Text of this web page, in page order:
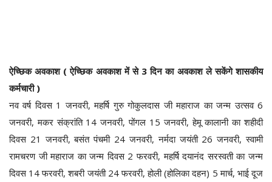
ऐच्छिक अवकाश ( ऐच्छिक अवकाश में से 3 दिन का अवकाश ले सकेंगे शासकीय
कर्मचारी )
नव वर्ष दिवस 1 जनवरी, महर्षि गुरु गोकुलदास जी महाराज का जन्म उत्सव 6
जनवरी, मकर संक्रांति 14 जनवरी, पोंगल 15 जनवरी, हेमू कालानी का शहीदी
दिवस 21 जनवरी, बसंत पंचमी 24 जनवरी, नर्मदा जयंती 26 जनवरी, स्वामी
रामचरण जी महाराज का जन्म दिवस 2 फरवरी, महर्षि दयानंद सरस्वती का जन्म
दिवस 14 फरवरी, शबरी जयंती 24 फरवरी, होली (होलिका दहन) 5 मार्च, भाई दूज